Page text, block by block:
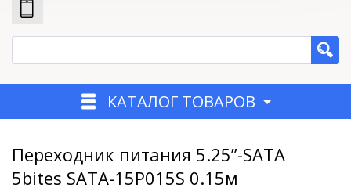
КАТАЛОГ ТОВАРОВ
Переходник питания 5.25”-SATA
5bites SATA-15P015S 0.15м